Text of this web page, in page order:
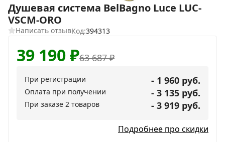
Душевая система BelBagno Luce LUC-
VSCM-ORO
Написать отзывКод:394313
63 687₽
39 190₽
При регистрации - 1 960 руб.
Оплата при получении - 3 135 руб.
При заказе 2 товаров - 3 919 руб.
Подробнее про скидки